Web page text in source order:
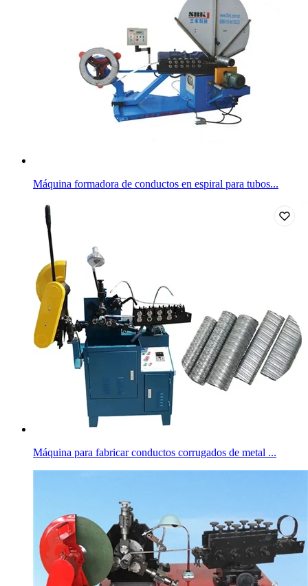
Máquina formadora de conductos en espiral para tubos...
Máquina para fabricar conductos corrugados de metal ...